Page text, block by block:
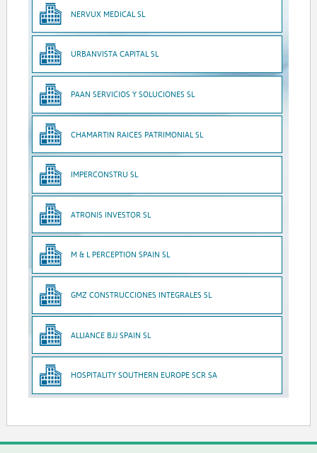
NERVUX MEDICAL SL
URBANVISTA CAPITAL SL
PAAN SERVICIOS Y SOLUCIONES SL
CHAMARTIN RAICES PATRIMONIAL SL
IMPERCONSTRU SL
ATRONIS INVESTOR SL
M & L PERCEPTION SPAIN SL
GMZ CONSTRUCCIONES INTEGRALES SL
ALLIANCE BJJ SPAIN SL
HOSPITALITY SOUTHERN EUROPE SCR SA